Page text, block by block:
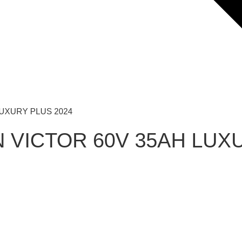
60V 35AH